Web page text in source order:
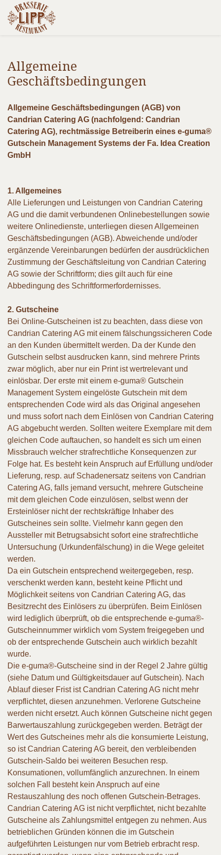
Allgemeine
Geschäftsbedingungen
Allgemeine Geschäftsbedingungen (AGB) von
Candrian Catering AG (nachfolgend: Candrian
Catering AG), rechtmässige Betreiberin eines e-guma®
Gutschein Management Systems der Fa. Idea Creation
GmbH
1. Allgemeines
Alle Lieferungen und Leistungen von Candrian Catering
AG und die damit verbundenen Onlinebestellungen sowie
weitere Onlinedienste, unterliegen diesen Allgemeinen
Geschäftsbedingungen (AGB). Abweichende und/oder
ergänzende Vereinbarungen bedürfen der ausdrücklichen
Zustimmung der Geschäftsleitung von Candrian Catering
AG sowie der Schriftform; dies gilt auch für eine
Abbedingung des Schriftformerfordernisses.
2. Gutscheine
Bei Online-Gutscheinen ist zu beachten, dass diese von
Candrian Catering AG mit einem fälschungssicheren Code
an den Kunden übermittelt werden. Da der Kunde den
Gutschein selbst ausdrucken kann, sind mehrere Prints
zwar möglich, aber nur ein Print ist wertrelevant und
einlösbar. Der erste mit einem e-guma® Gutschein
Management System eingelöste Gutschein mit dem
entsprechenden Code wird als das Original angesehen
und muss sofort nach dem Einlösen von Candrian Catering
AG abgebucht werden. Sollten weitere Exemplare mit dem
gleichen Code auftauchen, so handelt es sich um einen
Missbrauch welcher strafrechtliche Konsequenzen zur
Folge hat. Es besteht kein Anspruch auf Erfüllung und/oder
Lieferung, resp. auf Schadenersatz seitens von Candrian
Catering AG, falls jemand versucht, mehrere Gutscheine
mit dem gleichen Code einzulösen, selbst wenn der
Ersteinlöser nicht der rechtskräftige Inhaber des
Gutscheines sein sollte. Vielmehr kann gegen den
Aussteller mit Betrugsabsicht sofort eine strafrechtliche
Untersuchung (Urkundenfälschung) in die Wege geleitet
werden.
Da ein Gutschein entsprechend weitergegeben, resp.
verschenkt werden kann, besteht keine Pflicht und
Möglichkeit seitens von Candrian Catering AG, das
Besitzrecht des Einlösers zu überprüfen. Beim Einlösen
wird lediglich überprüft, ob die entsprechende e-guma®-
Gutscheinnummer wirklich vom System freigegeben und
ob der entsprechende Gutschein auch wirklich bezahlt
wurde.
Die e-guma®-Gutscheine sind in der Regel 2 Jahre gültig
(siehe Datum und Gültigkeitsdauer auf Gutschein). Nach
Ablauf dieser Frist ist Candrian Catering AG nicht mehr
verpflichtet, diesen anzunehmen. Verlorene Gutscheine
werden nicht ersetzt. Auch können Gutscheine nicht gegen
Barwertauszahlung zurückgegeben werden. Beträgt der
Wert des Gutscheines mehr als die konsumierte Leistung,
so ist Candrian Catering AG bereit, den verbleibenden
Gutschein-Saldo bei weiteren Besuchen resp.
Konsumationen, vollumfänglich anzurechnen. In einem
solchen Fall besteht kein Anspruch auf eine
Restauszahlung des noch offenen Gutschein-Betrages.
Candrian Catering AG ist nicht verpflichtet, nicht bezahlte
Gutscheine als Zahlungsmittel entgegen zu nehmen. Aus
betrieblichen Gründen können die im Gutschein
aufgeführten Leistungen nur vom Betrieb erbracht resp.